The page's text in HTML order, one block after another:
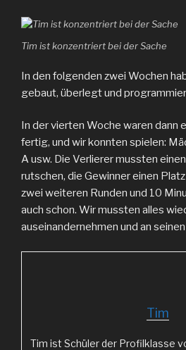
Tim ist konzentriert bei der Sache
In den folgenden zwei Wochen
gebaut, überlegt und
In der vierten Woche waren dann
fertig, und wir konnten spielen:
A usw. Die Verlierer mussten
rutschen, die Gewinner einen
zwei weiteren Runden und 10
auch schon. Wir mussten alles
auseinandernehmen und an
Tim
Tim ist Schüler der Profilklasse